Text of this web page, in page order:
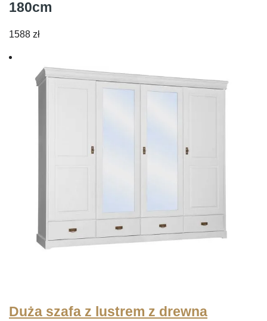
180cm
1588 zł
Duża szafa z lustrem z drewna